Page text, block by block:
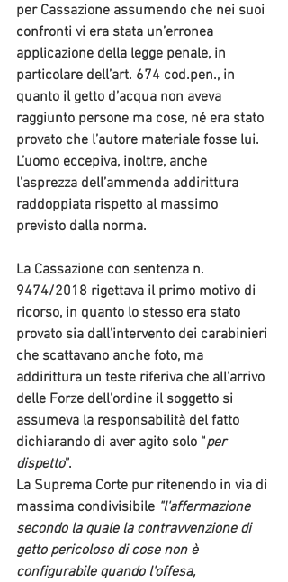
per Cassazione assumendo che nei suoi
confronti vi era stata un’erronea
applicazione della legge penale, in
particolare dell’art. 674 cod.pen., in
quanto il getto d’acqua non aveva
raggiunto persone ma cose, né era stato
provato che l’autore materiale fosse lui.
L’uomo eccepiva, inoltre, anche
l’asprezza dell’ammenda addirittura
raddoppiata rispetto al massimo
previsto dalla norma.
La Cassazione con sentenza n.
9474/2018 rigettava il primo motivo di
ricorso, in quanto lo stesso era stato
provato sia dall’intervento dei carabinieri
che scattavano anche foto, ma
addirittura un teste riferiva che all’arrivo
delle Forze dell’ordine il soggetto si
assumeva la responsabilità del fatto
dichiarando di aver agito solo “per
dispetto”.
La Suprema Corte pur ritenendo in via di
massima condivisibile "l'affermazione
secondo la quale la contravvenzione di
getto pericoloso di cose non è
configurabile quando l'offesa,